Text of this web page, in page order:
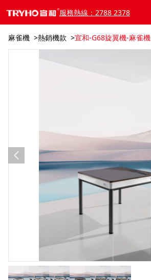
服務熱線：2788 2378
麻雀機 熱銷機款 宣和-G68旋翼機-麻雀機